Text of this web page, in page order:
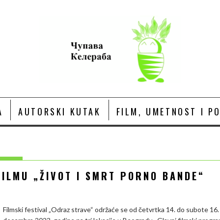
AUTORSKI KUTAK FILM, UMETNOST I
„ŽIVOT I SMRT PORNO BANDE“
Filmski festival „Odraz strave“ održaće se od četvrtka 14. do subote 16.